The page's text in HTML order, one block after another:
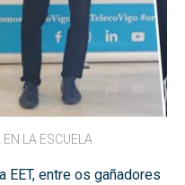
EN LA ESCUELA
entre os gañadores